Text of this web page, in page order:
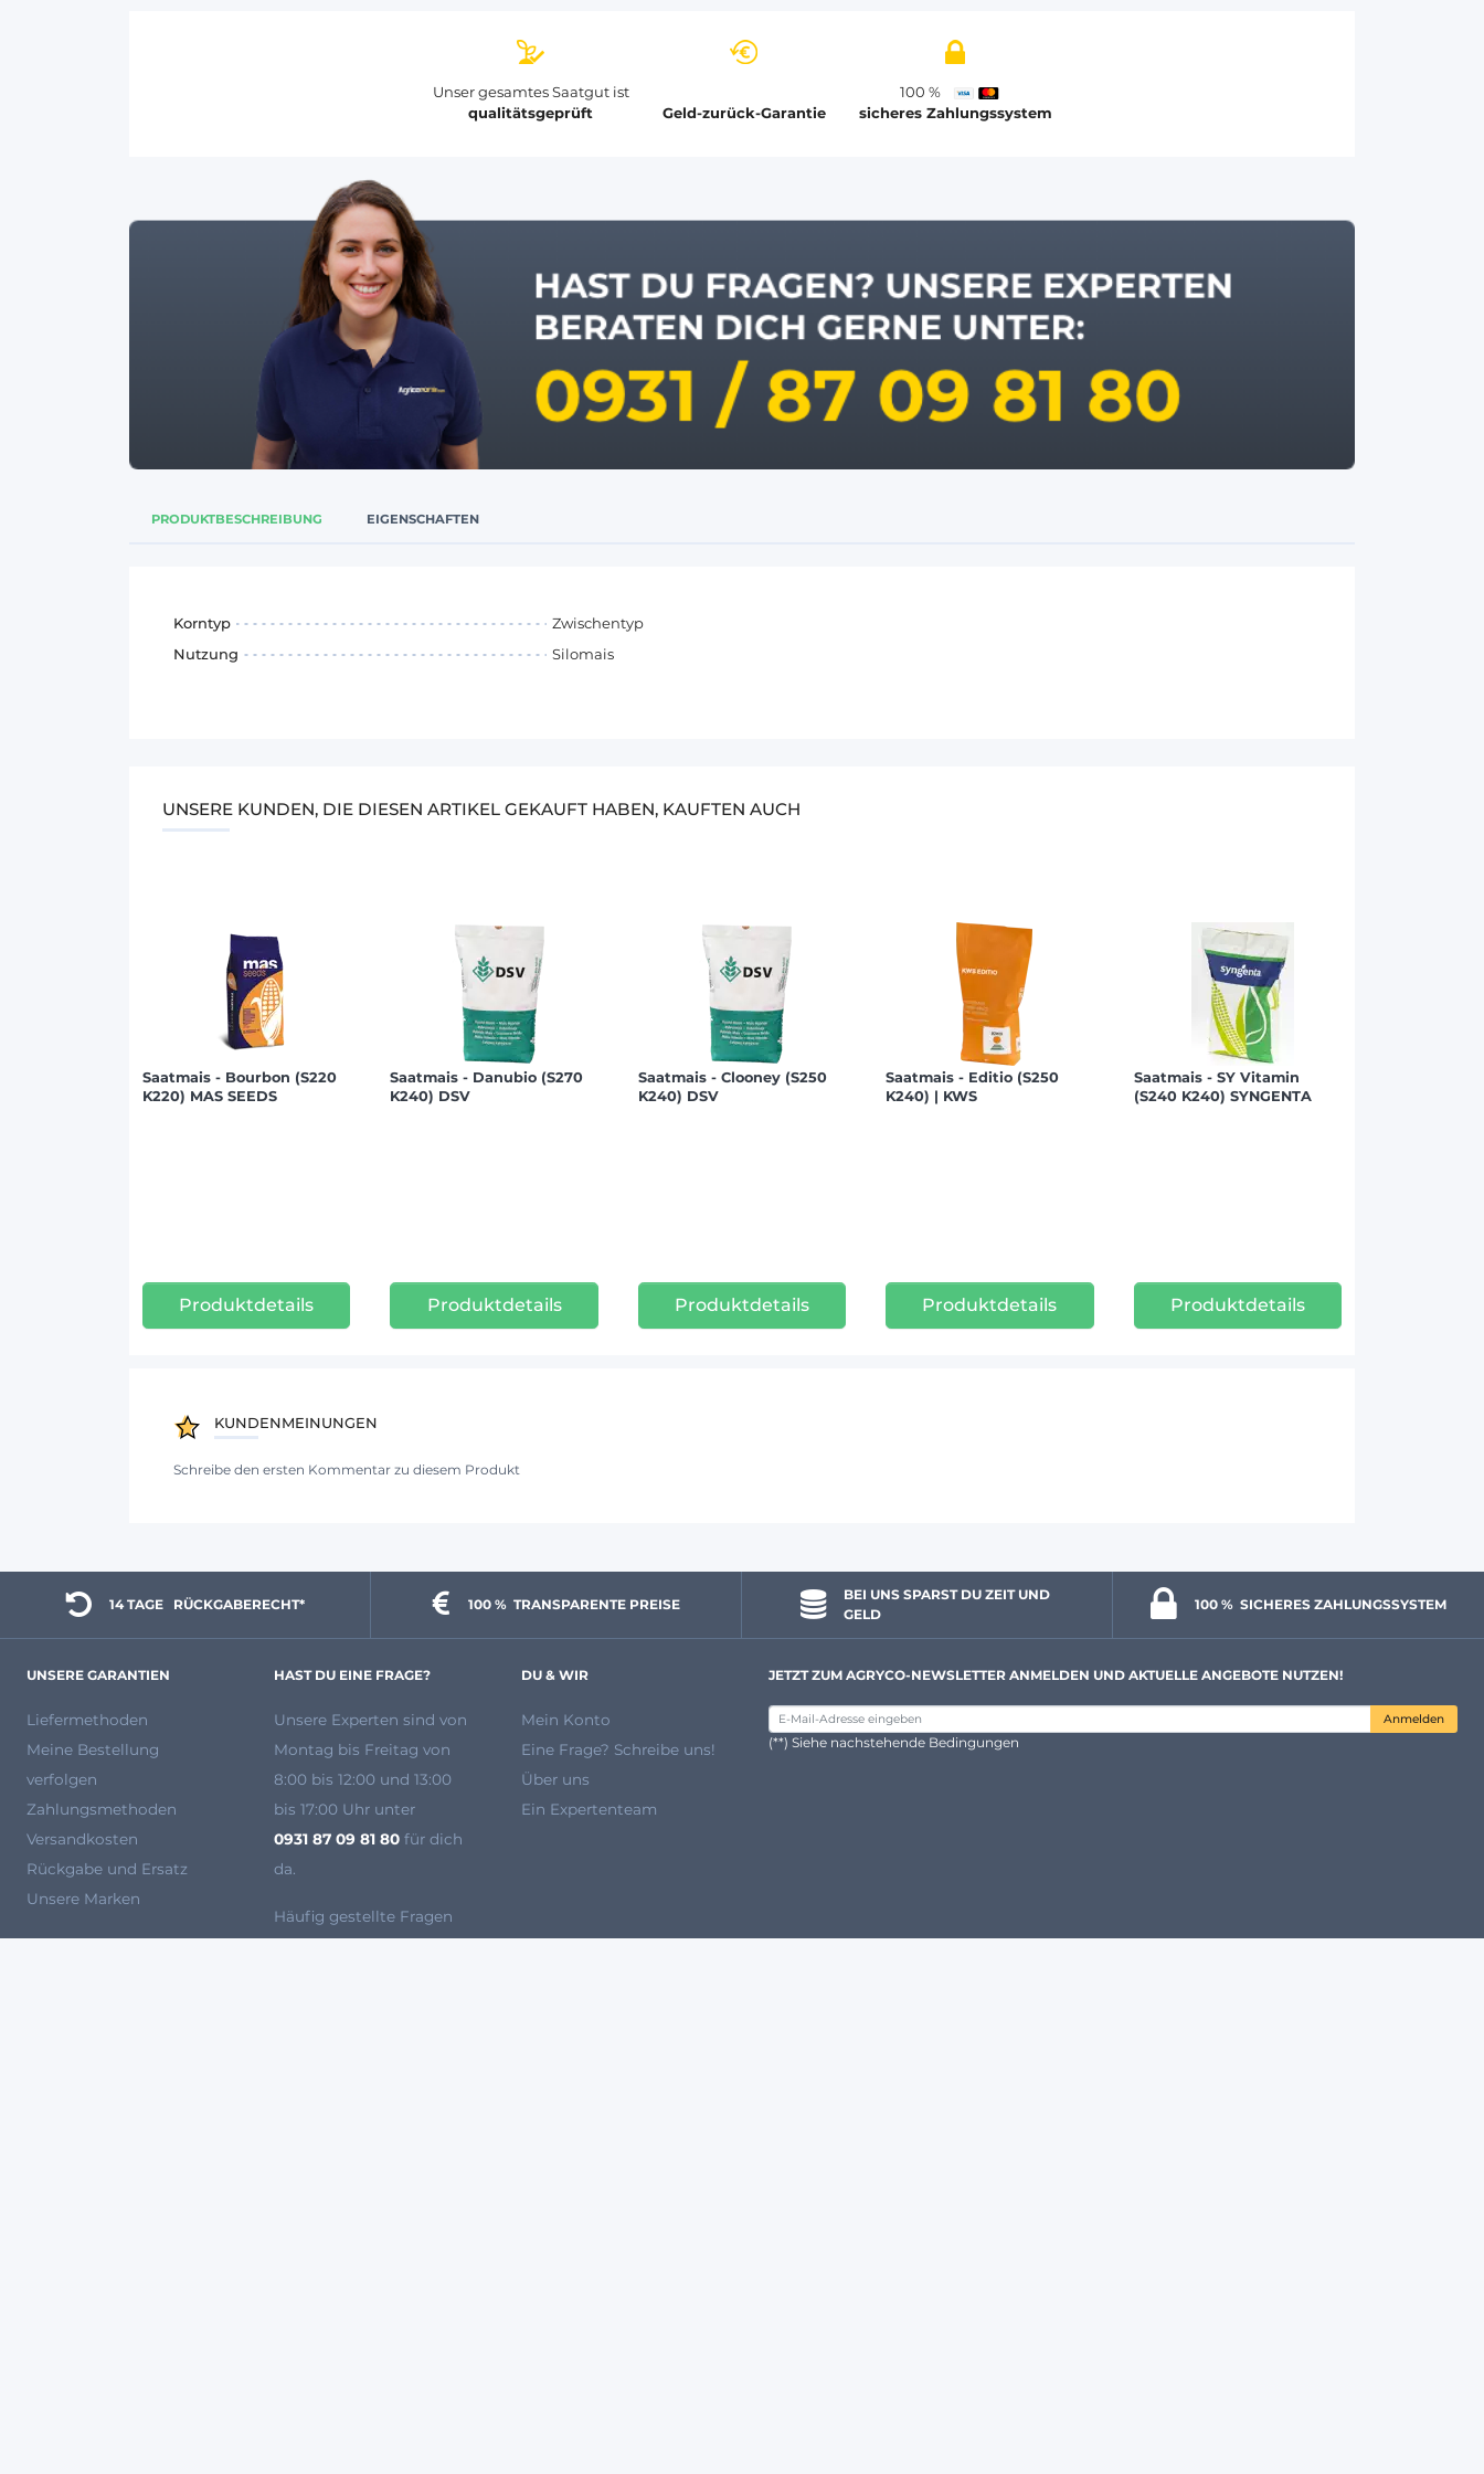
Unser gesamtes Saatgut ist
qualitätsgeprüft
Geld-zurück-Garantie
100 %
sicheres Zahlungssystem
PRODUKTBESCHREIBUNG EIGENSCHAFTEN
Korntyp
Zwischentyp
Nutzung
Silomais
UNSERE KUNDEN, DIE DIESEN ARTIKEL GEKAUFT HABEN, KAUFTEN AUCH
Saatmais - Bourbon (S220
K220) MAS SEEDS
Produktdetails
Saatmais - Danubio (S270
K240) DSV
Produktdetails
Saatmais - Clooney (S250
K240) DSV
Produktdetails
Saatmais - Editio (S250
K240) | KWS
Produktdetails
Saatmais - SY Vitamin
(S240 K240) SYNGENTA
Produktdetails
KUNDENMEINUNGEN
Schreibe den ersten Kommentar zu diesem Produkt
14 TAGE
  RÜCKGABERECHT*
100 % TRANSPARENTE PREISE
BEI UNS SPARST DU ZEIT UND
GELD
100 % SICHERES ZAHLUNGSSYSTEM
UNSERE GARANTIEN
Liefermethoden
Meine Bestellung
verfolgen
Zahlungsmethoden
Versandkosten
Rückgabe und Ersatz
Unsere Marken
HAST DU EINE FRAGE?
Unsere Experten sind von
Montag bis Freitag von
8:00 bis 12:00 und 13:00
bis 17:00 Uhr unter
0931 87 09 81 80 für dich
da.
Häufig gestellte Fragen
DU & WIR
Mein Konto
Eine Frage? Schreibe uns!
Über uns
Ein Expertenteam
JETZT ZUM AGRYCO-NEWSLETTER ANMELDEN UND AKTUELLE ANGEBOTE NUTZEN!
Anmelden
(**) Siehe nachstehende Bedingungen